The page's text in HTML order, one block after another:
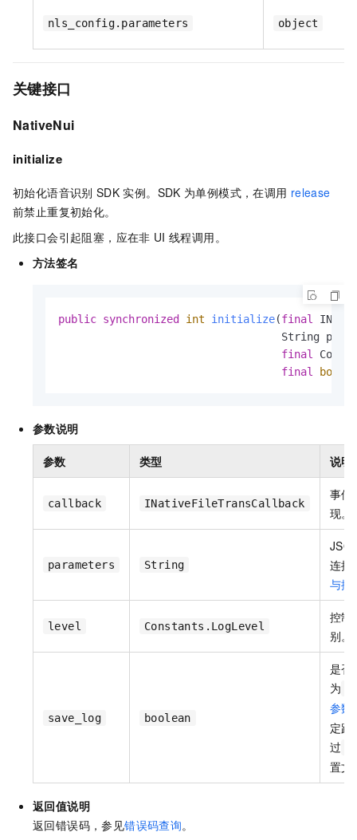
nls_config.parameters object
关键接口
NativeNui
initialize
初始化语音识别 SDK 实例。SDK 为单例模式，在调用 release
前禁止重复初始化。
此接口会引起阻塞，应在非 UI 线程调用。
方法签名
public synchronized int initialize(final
String
final
final
参数说明
参数 类型 说明
callback INativeFileTransCallback
事件
现。
parameters String
连接
与控
level Constants.LogLevel
控制
别。
save_log boolean
是否
为
参数
定路
过
置文
返回值说明
返回错误码，参见错误码查询。